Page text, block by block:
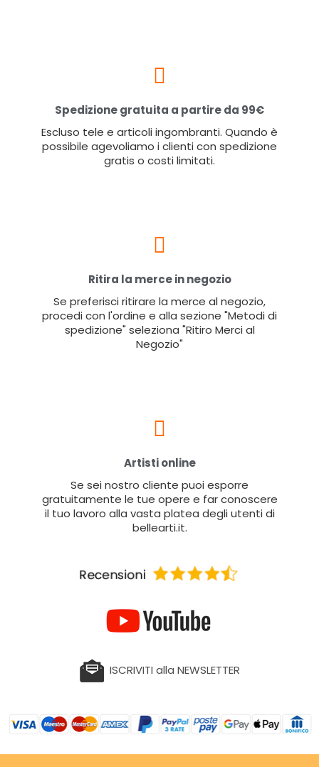
Spedizione gratuita a partire da 99€
Escluso tele e articoli ingombranti. Quando è
possibile agevoliamo i clienti con spedizione
gratis o costi limitati.
Ritira la merce in negozio
Se preferisci ritirare la merce al negozio,
procedi con l'ordine e alla sezione "Metodi di
spedizione" seleziona "Ritiro Merci al
Negozio"
Artisti online
Se sei nostro cliente puoi esporre
gratuitamente le tue opere e far conoscere
il tuo lavoro alla vasta platea degli utenti di
bellearti.it.
ISCRIVITI alla NEWSLETTER